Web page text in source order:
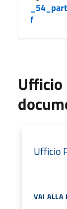
f
Ufficio
Ufficio
VAI ALLA